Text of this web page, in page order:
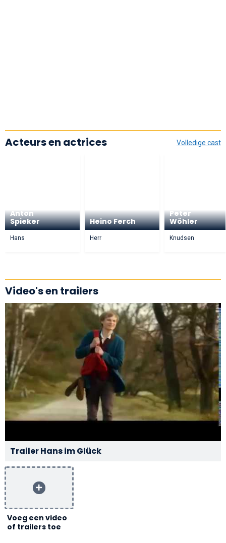
Volledige cast
Acteurs en actrices
Anton
Spieker
Hans
Heino Ferch
Herr
Peter
Wöhler
Knudsen
Video's en trailers
Trailer Hans im Glück
Voeg een video
of trailers toe